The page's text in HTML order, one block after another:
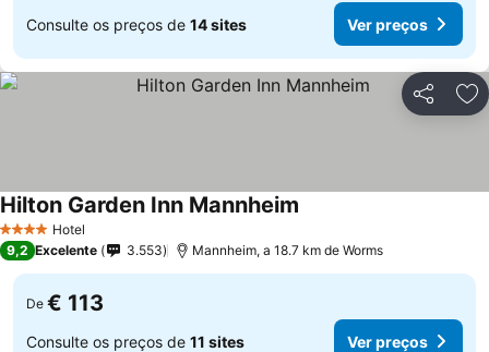
Consulte os preços de 14 sites Ver preços
Partilhar
4 EstrelasHotel
Hilton Garden Inn Mannheim
9,2 Excelente 3.553 Mannheim, a 18.7 km de Worms
De € 113
Consulte os preços de 11 sites Ver preços